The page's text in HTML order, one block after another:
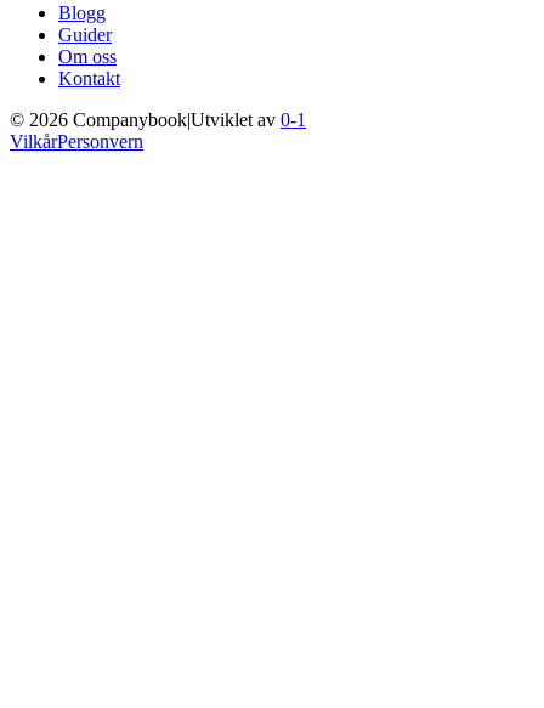
Blogg
Guider
Om oss
Kontakt
© 2026 Companybook|Utviklet av 0-1
VilkårPersonvern